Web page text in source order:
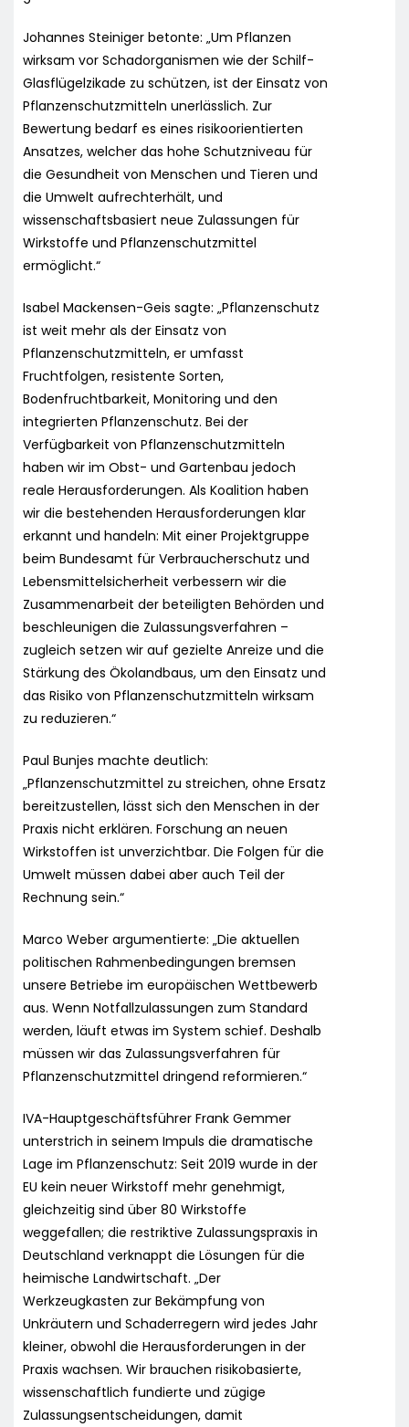
Johannes Steiniger betonte: „Um Pflanzen
wirksam vor Schadorganismen wie der Schilf-
Glasflügelzikade zu schützen, ist der Einsatz von
Pflanzenschutzmitteln unerlässlich. Zur
Bewertung bedarf es eines risikoorientierten
Ansatzes, welcher das hohe Schutzniveau für
die Gesundheit von Menschen und Tieren und
die Umwelt aufrechterhält, und
wissenschaftsbasiert neue Zulassungen für
Wirkstoffe und Pflanzenschutzmittel
ermöglicht.“
Isabel Mackensen-Geis sagte: „Pflanzenschutz
ist weit mehr als der Einsatz von
Pflanzenschutzmitteln, er umfasst
Fruchtfolgen, resistente Sorten,
Bodenfruchtbarkeit, Monitoring und den
integrierten Pflanzenschutz. Bei der
Verfügbarkeit von Pflanzenschutzmitteln
haben wir im Obst- und Gartenbau jedoch
reale Herausforderungen. Als Koalition haben
wir die bestehenden Herausforderungen klar
erkannt und handeln: Mit einer Projektgruppe
beim Bundesamt für Verbraucherschutz und
Lebensmittelsicherheit verbessern wir die
Zusammenarbeit der beteiligten Behörden und
beschleunigen die Zulassungsverfahren –
zugleich setzen wir auf gezielte Anreize und die
Stärkung des Ökolandbaus, um den Einsatz und
das Risiko von Pflanzenschutzmitteln wirksam
zu reduzieren.“
Paul Bunjes machte deutlich:
„Pflanzenschutzmittel zu streichen, ohne Ersatz
bereitzustellen, lässt sich den Menschen in der
Praxis nicht erklären. Forschung an neuen
Wirkstoffen ist unverzichtbar. Die Folgen für die
Umwelt müssen dabei aber auch Teil der
Rechnung sein.“
Marco Weber argumentierte: „Die aktuellen
politischen Rahmenbedingungen bremsen
unsere Betriebe im europäischen Wettbewerb
aus. Wenn Notfallzulassungen zum Standard
werden, läuft etwas im System schief. Deshalb
müssen wir das Zulassungsverfahren für
Pflanzenschutzmittel dringend reformieren.“
IVA-Hauptgeschäftsführer Frank Gemmer
unterstrich in seinem Impuls die dramatische
Lage im Pflanzenschutz: Seit 2019 wurde in der
EU kein neuer Wirkstoff mehr genehmigt,
gleichzeitig sind über 80 Wirkstoffe
weggefallen; die restriktive Zulassungspraxis in
Deutschland verknappt die Lösungen für die
heimische Landwirtschaft. „Der
Werkzeugkasten zur Bekämpfung von
Unkräutern und Schaderregern wird jedes Jahr
kleiner, obwohl die Herausforderungen in der
Praxis wachsen. Wir brauchen risikobasierte,
wissenschaftlich fundierte und zügige
Zulassungsentscheidungen, damit